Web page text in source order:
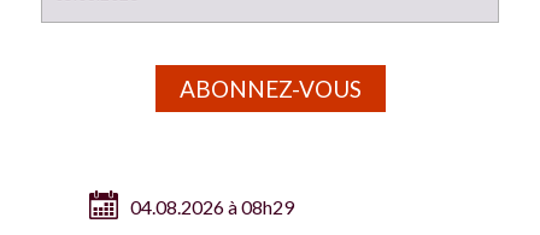
ABONNEZ-VOUS
04.08.2026 à 08h29